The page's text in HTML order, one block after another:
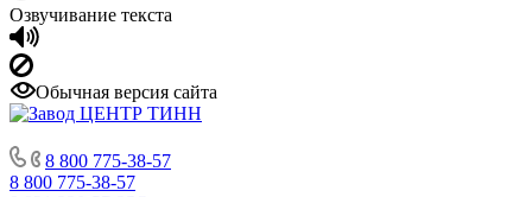
Озвучивание текста
Обычная версия сайта
8 800 775-38-57
8 800 775-38-57